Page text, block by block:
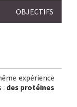
OBJECTIFS
expérience
: des protéines